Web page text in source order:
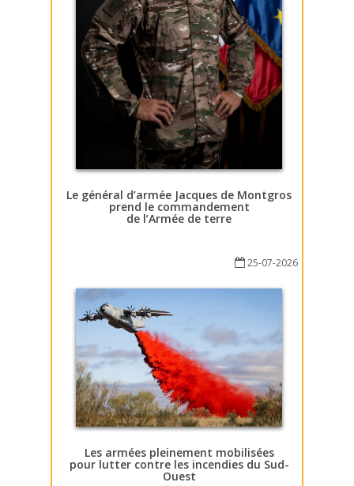
Le général d’armée Jacques de Montgros
prend le commandement
de l’Armée de terre
25-07-2026
Les armées pleinement mobilisées
pour lutter contre les incendies du Sud-
Ouest